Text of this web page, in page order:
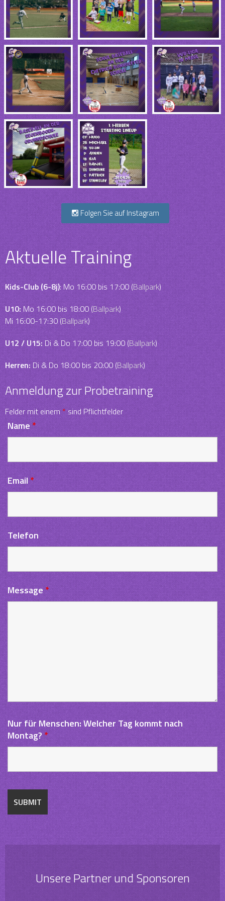
Folgen Sie auf Instagram
Aktuelle Training
Kids-Club (6-8j): Mo 16:00 bis 17:00 (Ballpark)
U10: Mo 16:00 bis 18:00 (Ballpark)
Mi 16:00-17:30 (Ballpark)
U12 / U15: Di & Do 17:00 bis 19:00 (Ballpark)
Herren: Di & Do 18:00 bis 20:00 (Ballpark)
Anmeldung zur Probetraining
Felder mit einem *sind Pflichtfelder
Name*
Email*
Telefon
Message *
Nur für Menschen: Welcher Tag kommt nach
Montag?*
Unsere Partner und Sponsoren